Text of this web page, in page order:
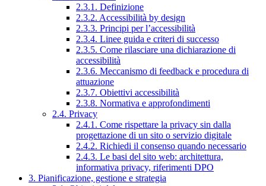
2.3.1. Definizione
2.3.2. Accessibilità by design
2.3.3. Principi per l’accessibilità
2.3.4. Linee guida e criteri di successo
2.3.5. Come rilasciare una dichiarazione di
accessibilità
2.3.6. Meccanismo di feedback e procedura di
attuazione
2.3.7. Obiettivi accessibilità
2.3.8. Normativa e approfondimenti
2.4. Privacy
2.4.1. Come rispettare la privacy sin dalla
progettazione di un sito o servizio digitale
2.4.2. Richiedi il consenso quando necessario
2.4.3. Le basi del sito web: architettura,
informativa privacy, riferimenti DPO
3. Pianificazione, gestione e strategia